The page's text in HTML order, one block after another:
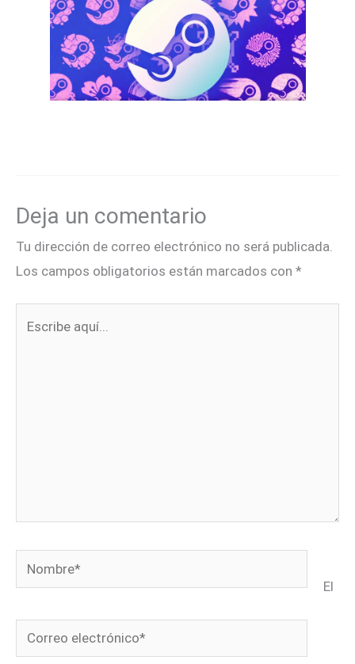
Deja un comentario
Tu dirección de correo electrónico no será publicada.
Los campos obligatorios están marcados con *
Nombre*
Correo
electrónico*
El